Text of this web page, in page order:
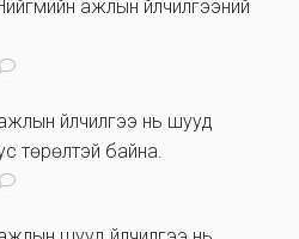
ажлын үйлчилгээний
үйлчилгээ нь шууд
төрөлтэй байна.